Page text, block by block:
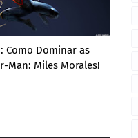
Como Dominar as
Man: Miles Morales!